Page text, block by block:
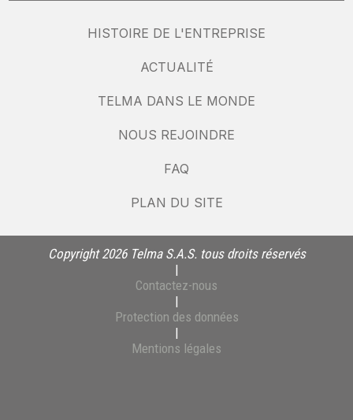
HISTOIRE DE L'ENTREPRISE
ACTUALITÉ
TELMA DANS LE MONDE
NOUS REJOINDRE
FAQ
PLAN DU SITE
Copyright 2026 Telma S.A.S. tous droits réservés
|
Contactez-nous
|
Protection des données
|
Mentions légales